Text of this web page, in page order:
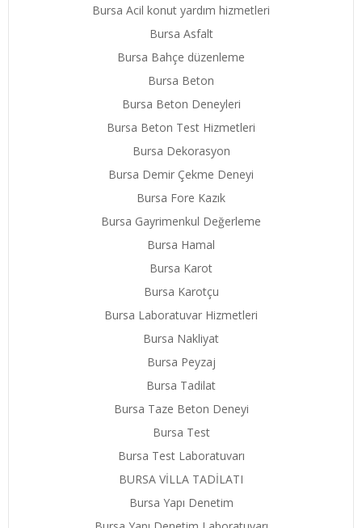
Bursa Acil konut yardım hizmetleri
Bursa Asfalt
Bursa Bahçe düzenleme
Bursa Beton
Bursa Beton Deneyleri
Bursa Beton Test Hizmetleri
Bursa Dekorasyon
Bursa Demir Çekme Deneyi
Bursa Fore Kazık
Bursa Gayrimenkul Değerleme
Bursa Hamal
Bursa Karot
Bursa Karotçu
Bursa Laboratuvar Hizmetleri
Bursa Nakliyat
Bursa Peyzaj
Bursa Tadilat
Bursa Taze Beton Deneyi
Bursa Test
Bursa Test Laboratuvarı
BURSA VİLLA TADİLATI
Bursa Yapı Denetim